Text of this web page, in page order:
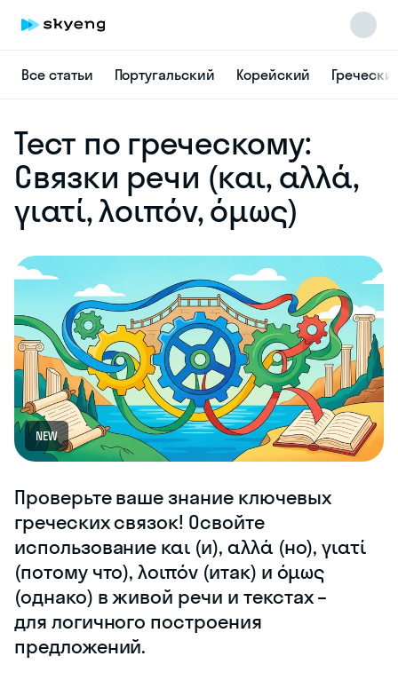
Все статьи Португальский Корейский
Тест по греческому:
Связки речи (και, αλλά,
γιατί, λοιπόν, όμως)
NEW
Проверьте ваше знание ключевых
греческих связок! Освойте
использование και (и), αλλά (но), γιατί
(потому что), λοιπόν (итак) и όμως
(однако) в живой речи и текстах –
для логичного построения
предложений.
online